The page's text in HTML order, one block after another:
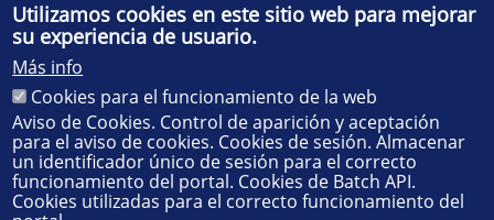
FACULTAD DE FÍSICA
Avda. de la Reina Mercedes, s/n. 41012 Sevilla. Tel.:
55 28 91. Administración:administradorfisica@us.es
Secretaría:jsecfisi@us.es- Decanato:ffisaog@us.es
Utilizamos cookies en este sitio web para mejorar
su experiencia de usuario.
Más info
Cookies para el funcionamiento de la web
Aviso de Cookies. Control de aparición y aceptación
para el aviso de cookies. Cookies de sesión. Almacenar
un identificador único de sesión para el correcto
funcionamiento del portal. Cookies de Batch API.
Cookies utilizadas para el correcto funcionamiento del